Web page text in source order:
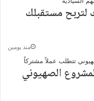
لتربح مستقبلك
منذ يومين
الصهيوني